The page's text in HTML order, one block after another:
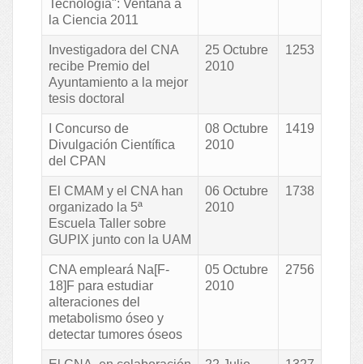
Tecnología": Ventana a
la Ciencia 2011
Investigadora del CNA
recibe Premio del
Ayuntamiento a la mejor
tesis doctoral
25 Octubre
2010
1253
I Concurso de
Divulgación Científica
del CPAN
08 Octubre
2010
1419
El CMAM y el CNA han
organizado la 5ª
Escuela Taller sobre
GUPIX junto con la UAM
06 Octubre
2010
1738
CNA empleará Na[F-
18]F para estudiar
alteraciones del
metabolismo óseo y
detectar tumores óseos
05 Octubre
2010
2756